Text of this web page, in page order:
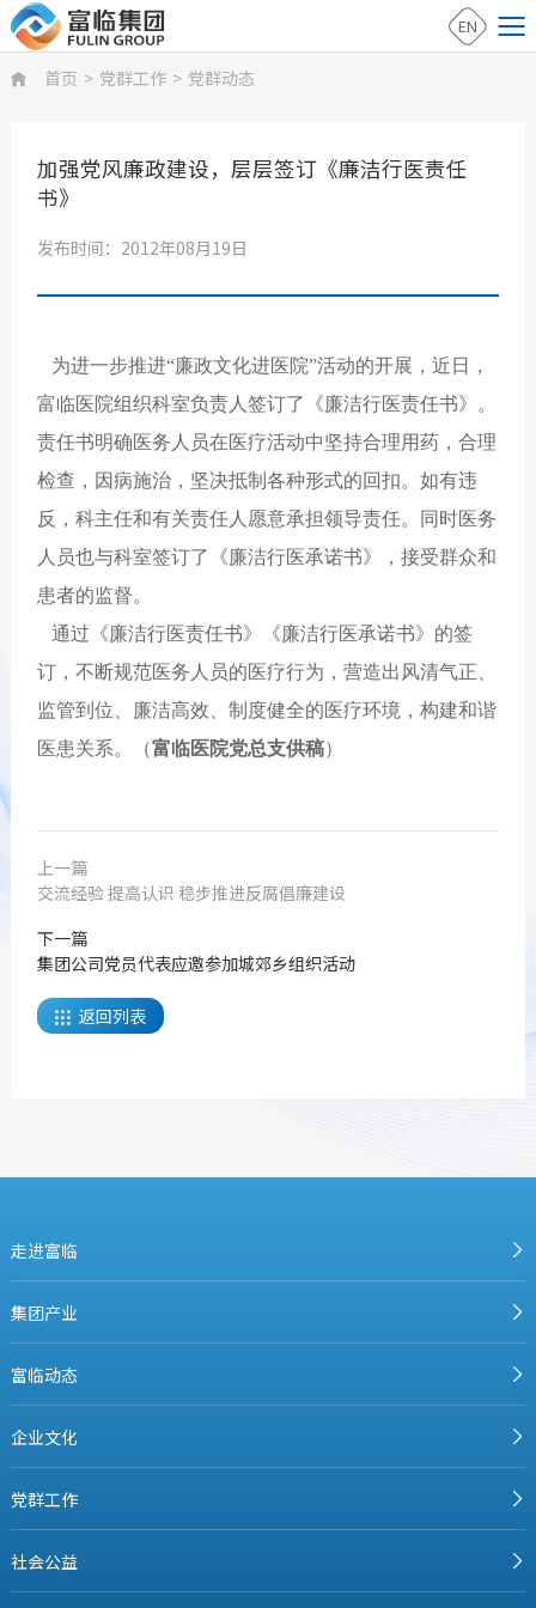
EN
 首页 > 党群工作 > 党群动态
加强党风廉政建设，层层签订《廉洁行医责任
书》
发布时间：2012年08月19日
为进一步推进“廉政文化进医院”活动的开展，近日，
富临医院组织科室负责人签订了《廉洁行医责任书》。
责任书明确医务人员在医疗活动中坚持合理用药，合理
检查，因病施治，坚决抵制各种形式的回扣。如有违
反，科主任和有关责任人愿意承担领导责任。同时医务
人员也与科室签订了《廉洁行医承诺书》，接受群众和
患者的监督。
通过《廉洁行医责任书》《廉洁行医承诺书》的签
订，不断规范医务人员的医疗行为，营造出风清气正、
监管到位、廉洁高效、制度健全的医疗环境，构建和谐
医患关系。（富临医院党总支供稿）
上一篇
交流经验 提高认识 稳步推进反腐倡廉建设
下一篇
集团公司党员代表应邀参加城郊乡组织活动
 返回列表
走进富临
集团产业
富临动态
企业文化
党群工作
社会公益